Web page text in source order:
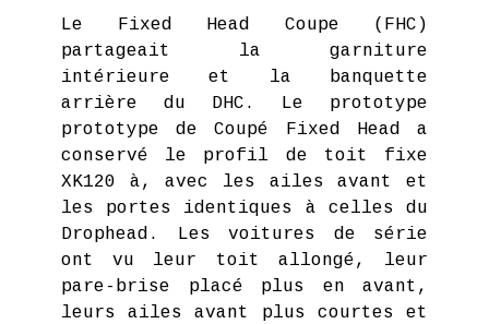
Le Fixed Head Coupe (FHC)
partageait la garniture
intérieure et la banquette
arrière du DHC. Le prototype
prototype de Coupé Fixed Head a
conservé le profil de toit fixe
XK120 à, avec les ailes avant et
les portes identiques à celles du
Drophead. Les voitures de série
ont vu leur toit allongé, leur
pare-brise placé plus en avant,
leurs ailes avant plus courtes et